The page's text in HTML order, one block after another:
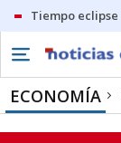
Tiempo eclipse
ECONOMÍA